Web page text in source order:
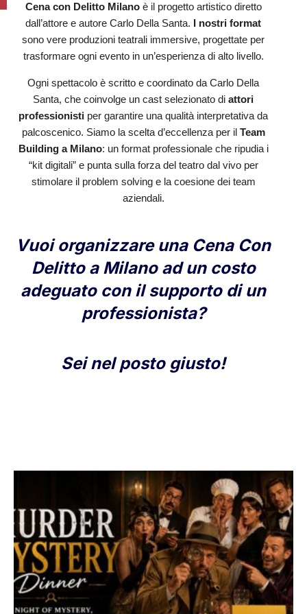
Cena con Delitto Milanoè il progetto artistico diretto
dall’attore e autore Carlo Della Santa. I nostri format
sono vere produzioni teatrali immersive, progettate per
trasformare ogni evento in un’esperienza di alto livello.
Ogni spettacolo è scritto e coordinato da Carlo Della
Santa, che coinvolge un cast selezionato di attori
professionisti per garantire una qualità interpretativa da
palcoscenico. Siamo la scelta d’eccellenza per il Team
Building a Milano: un format professionale che ripudia i
“kit digitali” e punta sulla forza del teatro dal vivo per
stimolare il problem solving e la coesione dei team
aziendali.
Vuoi organizzare una Cena Con
Delitto a Milano ad un costo
adeguato con il supporto di un
professionista?
Sei nel posto giusto!